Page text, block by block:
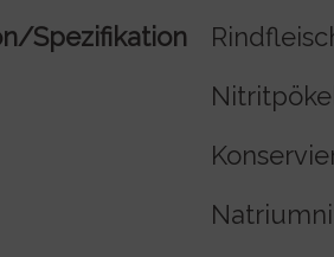
Spezifikation